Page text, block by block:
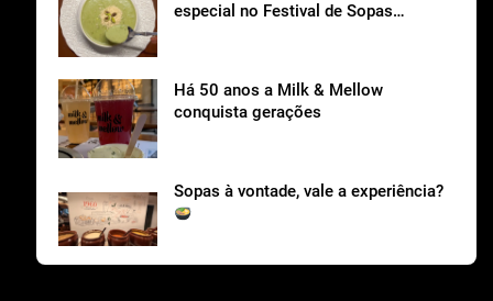
especial no Festival de Sopas
Há 50 anos a Milk & Mellow
conquista gerações
Sopas à vontade, vale a experiência?